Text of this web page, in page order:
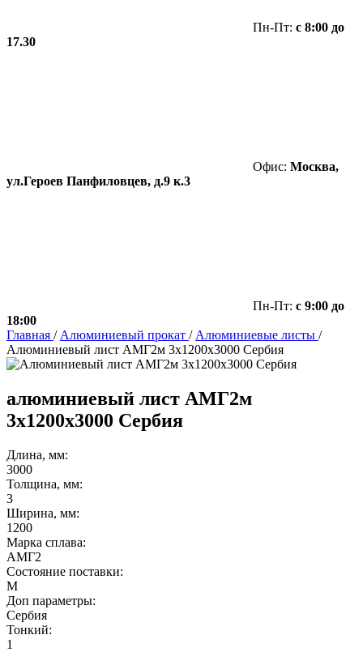
Пн-Пт: с 8:00 до
17.30
Офис: Москва,
ул.Героев Панфиловцев, д.9 к.3
Пн-Пт: с 9:00 до
18:00
Главная / Алюминиевый прокат / Алюминиевые листы /
Алюминиевый лист АМГ2м 3х1200х3000 Сербия
алюминиевый лист АМГ2м
3х1200х3000 Сербия
Длина, мм:
3000
Толщина, мм:
3
Ширина, мм:
1200
Марка сплава:
АМГ2
Состояние поставки:
М
Доп параметры:
Сербия
Тонкий:
1